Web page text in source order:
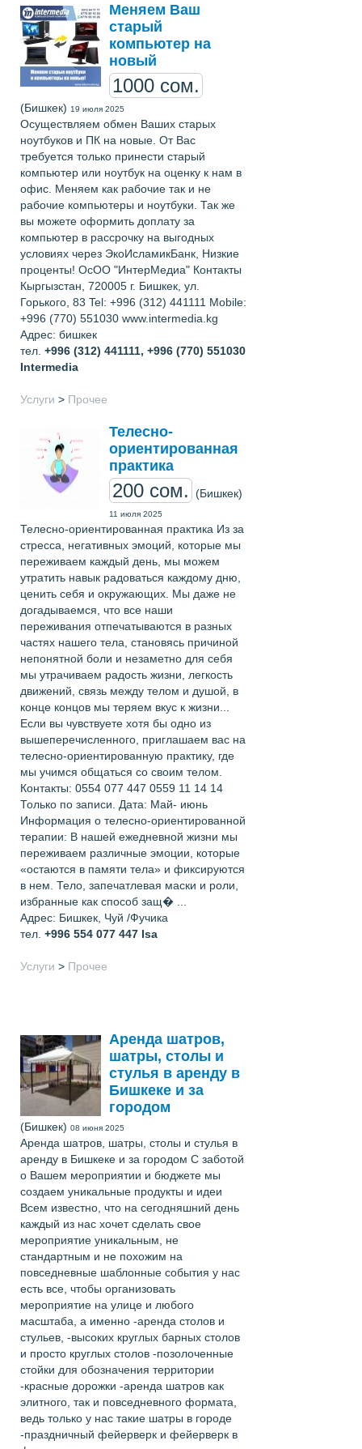
Меняем Ваш
старый
компьютер на
новый
1000 сом.
(Бишкек) 19 июля 2025
Осуществляем обмен Ваших старых
ноутбуков и ПК на новые. От Вас
требуется только принести старый
компьютер или ноутбук на оценку к нам в
офис. Меняем как рабочие так и не
рабочие компьютеры и ноутбуки. Так же
вы можете оформить доплату за
компьютер в рассрочку на выгодных
условиях через ЭкоИсламикБанк, Низкие
проценты! ОсОО "ИнтерМедиа" Контакты
Кыргызстан, 720005 г. Бишкек, ул.
Горького, 83 Tel: +996 (312) 441111 Mobile:
+996 (770) 551030 www.intermedia.kg
Адрес: бишкек
тел. +996 (312) 441111, +996 (770) 551030
Intermedia
Услуги > Прочее
Телесно-
ориентированная
практика
200 сом. (Бишкек)
11 июля 2025
Телесно-ориентированная практика Из за
стресса, негативных эмоций, которые мы
переживаем каждый день, мы можем
утратить навык радоваться каждому дню,
ценить себя и окружающих. Мы даже не
догадываемся, что все наши
переживания отпечатываются в разных
частях нашего тела, становясь причиной
непонятной боли и незаметно для себя
мы утрачиваем радость жизни, легкость
движений, связь между телом и душой, в
конце концов мы теряем вкус к жизни...
Если вы чувствуете хотя бы одно из
вышеперечисленного, приглашаем вас на
телесно-ориентированную практику, где
мы учимся общаться со своим телом.
Контакты: 0554 077 447 0559 11 14 14
Только по записи. Дата: Май- июнь
Информация о телесно-ориентированной
терапии: В нашей ежедневной жизни мы
переживаем различные эмоции, которые
«остаются в памяти тела» и фиксируются
в нем. Тело, запечатлевая маски и роли,
избранные как способ защ� ...
Адрес: Бишкек, Чуй /Фучика
тел. +996 554 077 447 Isa
Услуги > Прочее
Аренда шатров,
шатры, столы и
стулья в аренду в
Бишкеке и за
городом
(Бишкек) 08 июня 2025
Аренда шатров, шатры, столы и стулья в
аренду в Бишкеке и за городом С заботой
о Вашем мероприятии и бюджете мы
создаем уникальные продукты и идеи
Всем известно, что на сегодняшний день
каждый из нас хочет сделать свое
мероприятие уникальным, не
стандартным и не похожим на
повседневные шаблонные события у нас
есть все, чтобы организовать
мероприятие на улице и любого
масштаба, а именно -аренда столов и
стульев, -высоких круглых барных столов
и просто круглых столов -позолоченные
стойки для обозначения территории
-красные дорожки -аренда шатров как
элитного, так и повседневного формата,
ведь только у нас такие шатры в городе
-праздничный фейерверк и фейерверк в